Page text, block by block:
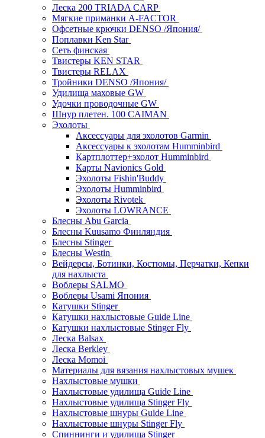
Леска 200 TRIADA CARP
Мягкие приманки A-FACTOR
Офсетные крючки DENSO /Япония/
Поплавки Ken Star
Сеть финская
Твистеры KEN STAR
Твистеры RELAX
Тройники DENSO /Япония/
Удилища маховые GW
Удочки проводочные GW
Шнур плетен. 100 CAIMAN
Эхолоты
Аксессуары для эхолотов Garmin
Аксессуары к эхолотам Humminbird
Картплоттер+эхолот Humminbird
Карты Navionics Gold
Эхолоты Fishin'Buddy
Эхолоты Humminbird
Эхолоты Rivotek
Эхолоты LOWRANCE
Блесны Abu Garcia
Блесны Kuusamo Финляндия
Блесны Stinger
Блесны Westin
Вейдерсы, Ботинки, Костюмы, Перчатки, Кепки
для нахлыста
Воблеры SALMO
Воблеры Usami Япония
Катушки Stinger
Катушки нахлыстовые Guide Line
Катушки нахлыстовые Stinger Fly
Леска Balsax
Леска Berkley
Леска Momoi
Материалы для вязания нахлыстовых мушек
Нахлыстовые мушки
Нахлыстовые удилища Guide Line
Нахлыстовые удилища Stinger Fly
Нахлыстовые шнуры Guide Line
Нахлыстовые шнуры Stinger Fly
Спиннинги и удилища Stinger